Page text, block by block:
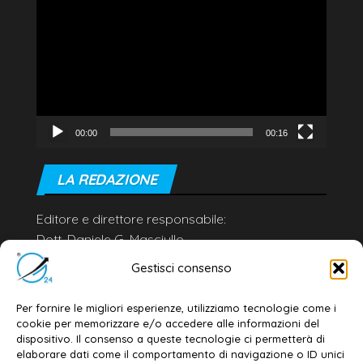
Gestisci consenso
Per fornire le migliori esperienze, utilizziamo tecnologie come i
cookie per memorizzare e/o accedere alle informazioni del
dispositivo. Il consenso a queste tecnologie ci permetterà di
elaborare dati come il comportamento di navigazione o ID unici
00:00 00:16
LA REDAZIONE
Editore e direttore responsabile:
Dott. Daniele G. Masciullo
Email:
redazione@galatina24.it
Privacy policy–Cookie policy